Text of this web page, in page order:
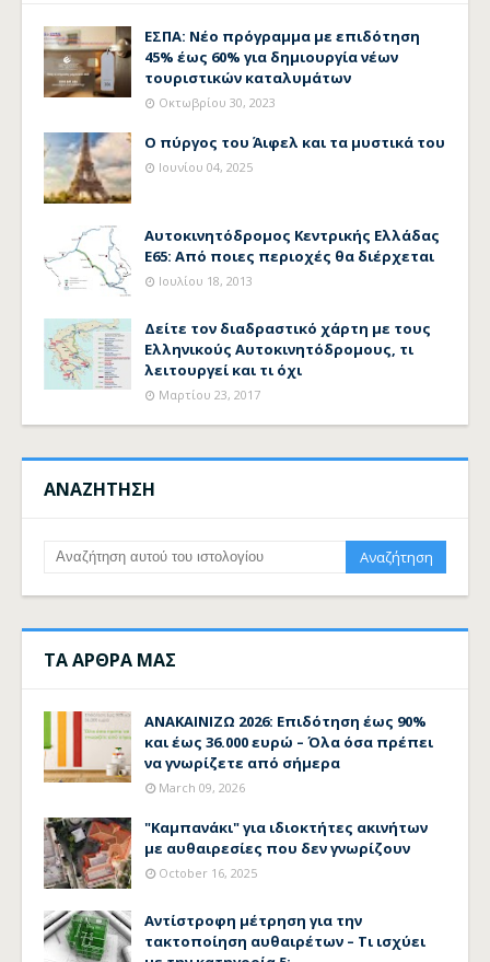
ΕΣΠΑ: Νέο πρόγραμμα με επιδότηση
45% έως 60% για δημιουργία νέων
τουριστικών καταλυμάτων
Οκτωβρίου 30, 2023
Ο πύργος του Άιφελ και τα μυστικά του
Ιουνίου 04, 2025
Αυτοκινητόδρομος Κεντρικής Ελλάδας
Ε65: Από ποιες περιοχές θα διέρχεται
Ιουλίου 18, 2013
Δείτε τον διαδραστικό χάρτη με τους
Ελληνικούς Αυτοκινητόδρομους, τι
λειτουργεί και τι όχι
Μαρτίου 23, 2017
ΑΝΑΖΗΤΗΣΗ
ΤΑ ΑΡΘΡΑ ΜΑΣ
ΑΝΑΚΑΙΝΙΖΩ 2026: Επιδότηση έως 90%
και έως 36.000 ευρώ – Όλα όσα πρέπει
να γνωρίζετε από σήμερα
March 09, 2026
"Καμπανάκι" για ιδιοκτήτες ακινήτων
με αυθαιρεσίες που δεν γνωρίζουν
October 16, 2025
Αντίστροφη μέτρηση για την
τακτοποίηση αυθαιρέτων – Τι ισχύει